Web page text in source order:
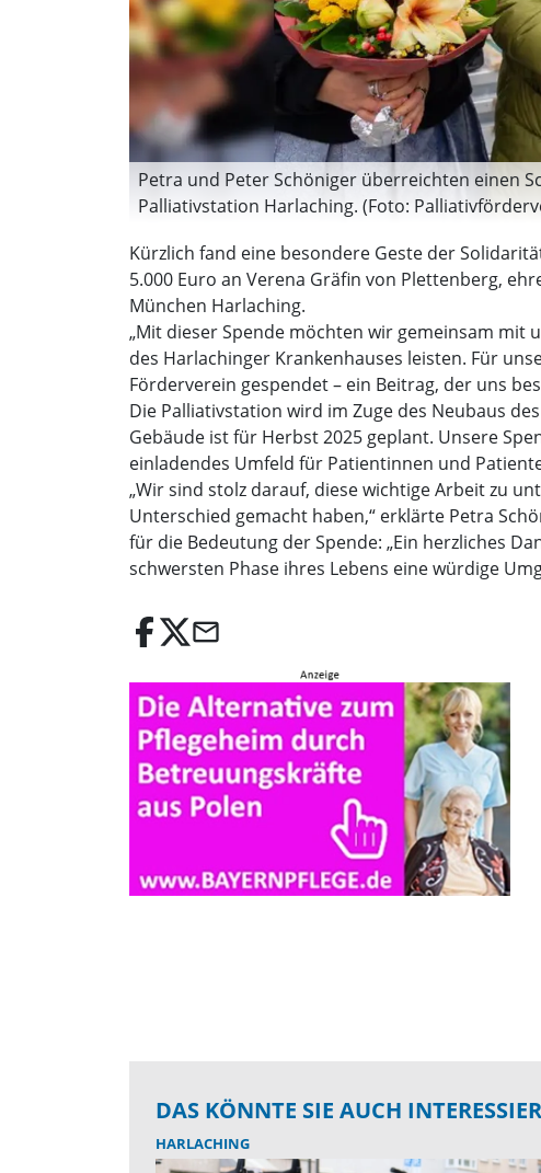
Petra und Peter Schöniger überreichten einen
Palliativstation Harlaching. (Foto:
Kürzlich fand eine besondere Geste der
5.000 Euro an Verena Gräfin von Plettenberg,
München Harlaching.
„Mit dieser Spende möchten wir gemeinsam
des Harlachinger Krankenhauses leisten. Für
Förderverein gespendet – ein Beitrag, der uns
Die Palliativstation wird im Zuge des Neubaus
Gebäude ist für Herbst 2025 geplant. Unsere
einladendes Umfeld für Patientinnen und
„Wir sind stolz darauf, diese wichtige Arbeit zu
Unterschied gemacht haben,“ erklärte Petra
für die Bedeutung der Spende: „Ein herzliches
schwersten Phase ihres Lebens eine würdige
email
DAS KÖNNTE SIE AUCH
HARLACHING